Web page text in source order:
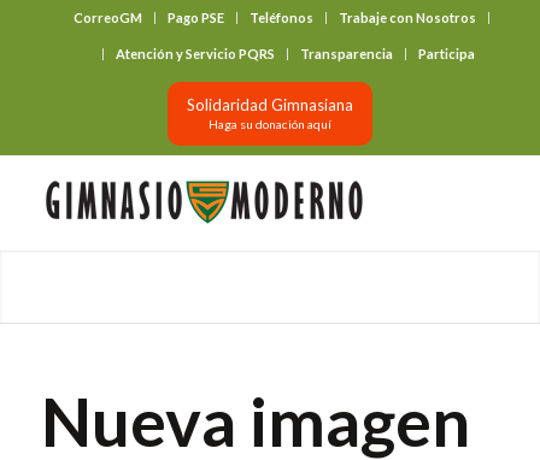
CorreoGM Pago PSE Teléfonos Trabaje con Nosotros
Atención y Servicio PQRS Transparencia Participa
Solidaridad Gimnasiana
Haga su donación aquí
Nueva imagen